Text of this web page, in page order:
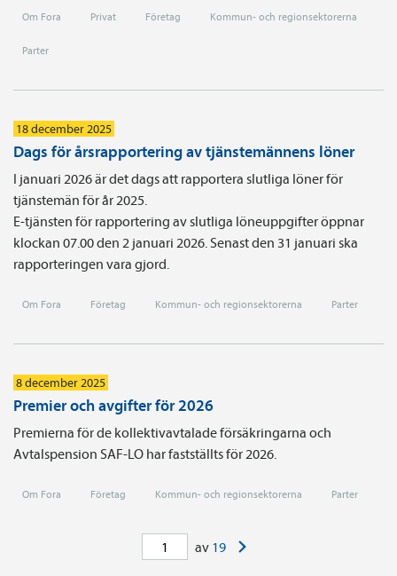
Om Fora Privat Företag Kommun- och regionsektorerna
Parter
18 december 2025
Dags för årsrapportering av tjänstemännens löner
I januari 2026 är det dags att rapportera slutliga löner för
tjänstemän för år 2025.
E-tjänsten för rapportering av slutliga löneuppgifter öppnar
klockan 07.00 den 2 januari 2026. Senast den 31 januari ska
rapporteringen vara gjord.
Om Fora Företag Kommun- och regionsektorerna Parter
8 december 2025
Premier och avgifter för 2026
Premierna för de kollektivavtalade försäkringarna och
Avtalspension SAF-LO har fastställts för 2026.
Om Fora Företag Kommun- och regionsektorerna Parter
av 19